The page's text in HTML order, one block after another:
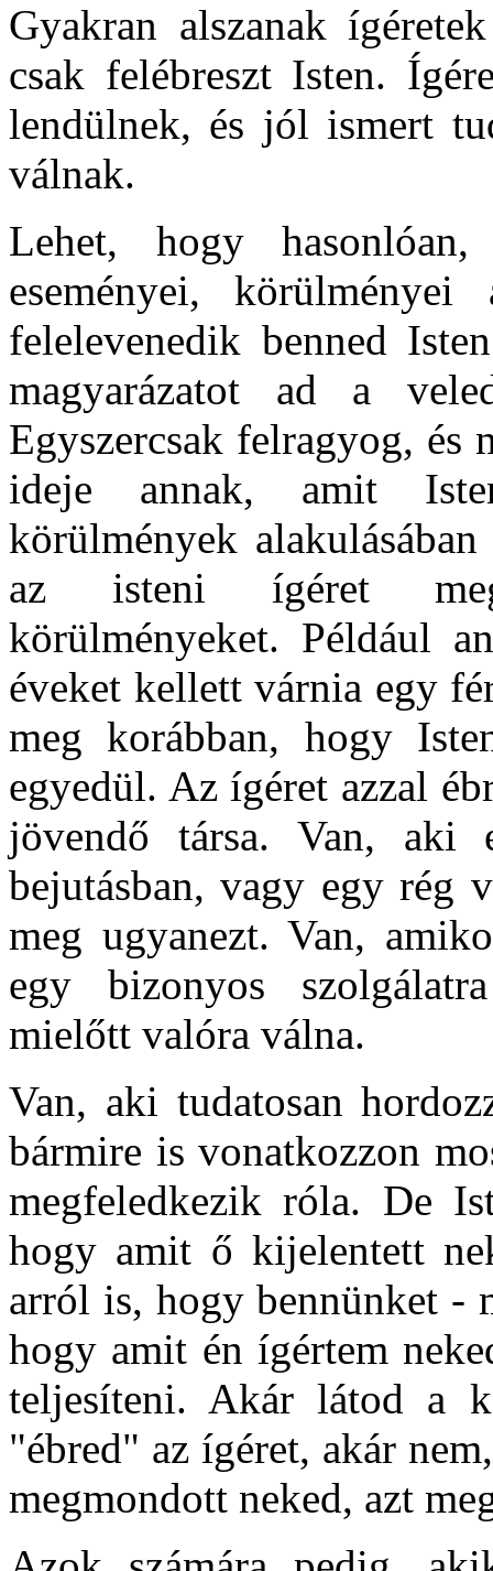
Gyakran alszanak
csak felébreszt Isten.
lendülnek, és jól ismert
válnak.
Lehet, hogy
eseményei,
felelevenedik benned
magyarázatot ad a
Egyszercsak felragyog, és
ideje annak, amit
körülmények
az isteni ígéret
körülményeket. Például
éveket kellett várnia egy
meg korábban, hogy
egyedül. Az ígéret azzal
jövendő társa. Van, aki
bejutásban, vagy egy rég
meg ugyanezt. Van,
egy bizonyos
mielőtt valóra válna.
Van, aki tudatosan
bármire is vonatkozzon
megfeledkezik róla. De
hogy amit ő kijelentett
arról is, hogy bennünket -
hogy amit én ígértem
teljesíteni. Akár látod a
"ébred" az ígéret, akár
megmondott neked, azt